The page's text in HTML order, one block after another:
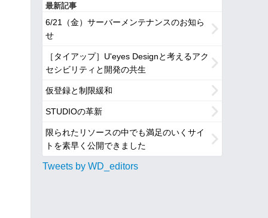
最新記事
6/21（金）サーバーメンテナンスのお知ら
せ
［タイアップ］U'eyes Designと考えるアク
セシビリティと開発の共生
仮登録と制限緩和
STUDIOの革新
限られたリソースの中でも満足のいくサイ
トを素早く公開できました
Tweets by WD_editors